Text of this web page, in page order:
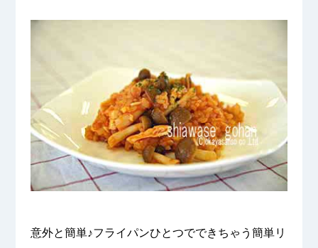
意外と簡単♪フライパンひとつでできちゃう簡単リ